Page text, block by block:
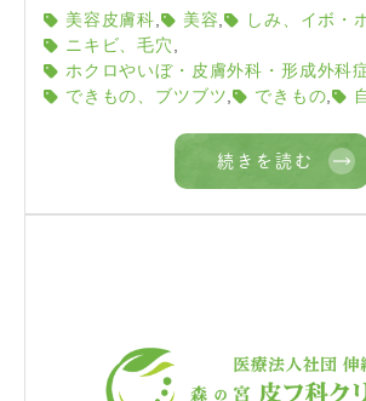
美容皮膚科, 美容, しみ、イボ・
ニキビ、毛穴 ,
ホクロやいぼ・皮膚外科・形成外科
できもの、ブツブツ, できもの,
続きを読む